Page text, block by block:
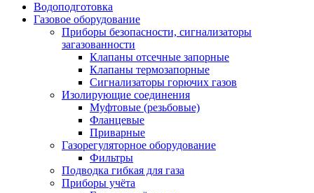
Водоподготовка
Газовое оборудование
Приборы безопасности, сигнализаторы
загазованности
Клапаны отсечные запорные
Клапаны термозапорные
Сигнализаторы горючих газов
Изолирующие соединения
Муфтовые (резьбовые)
Фланцевые
Приварные
Газорегуляторное оборудование
Фильтры
Подводка гибкая для газа
Приборы учёта